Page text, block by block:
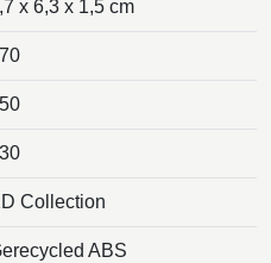
x 6,3 x 1,5 cm
Collection
ABS